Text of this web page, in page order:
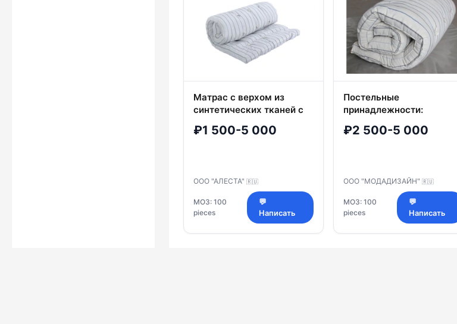
Матрас с верхом из
синтетических тканей с
наполнителем
₽1 500-5 000
ООО "АЛЕСТА" 🇷🇺
МОЗ: 100
pieces
💬
Написать
Постельные
принадлежности:
₽2 500-5 000
ООО "МОДАДИЗАЙН" 🇷🇺
МОЗ: 100
pieces
💬
Написать